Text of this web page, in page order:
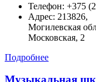
Телефон: +375
Адрес: 213826,
Могилевская
Московская, 2
Подробнее